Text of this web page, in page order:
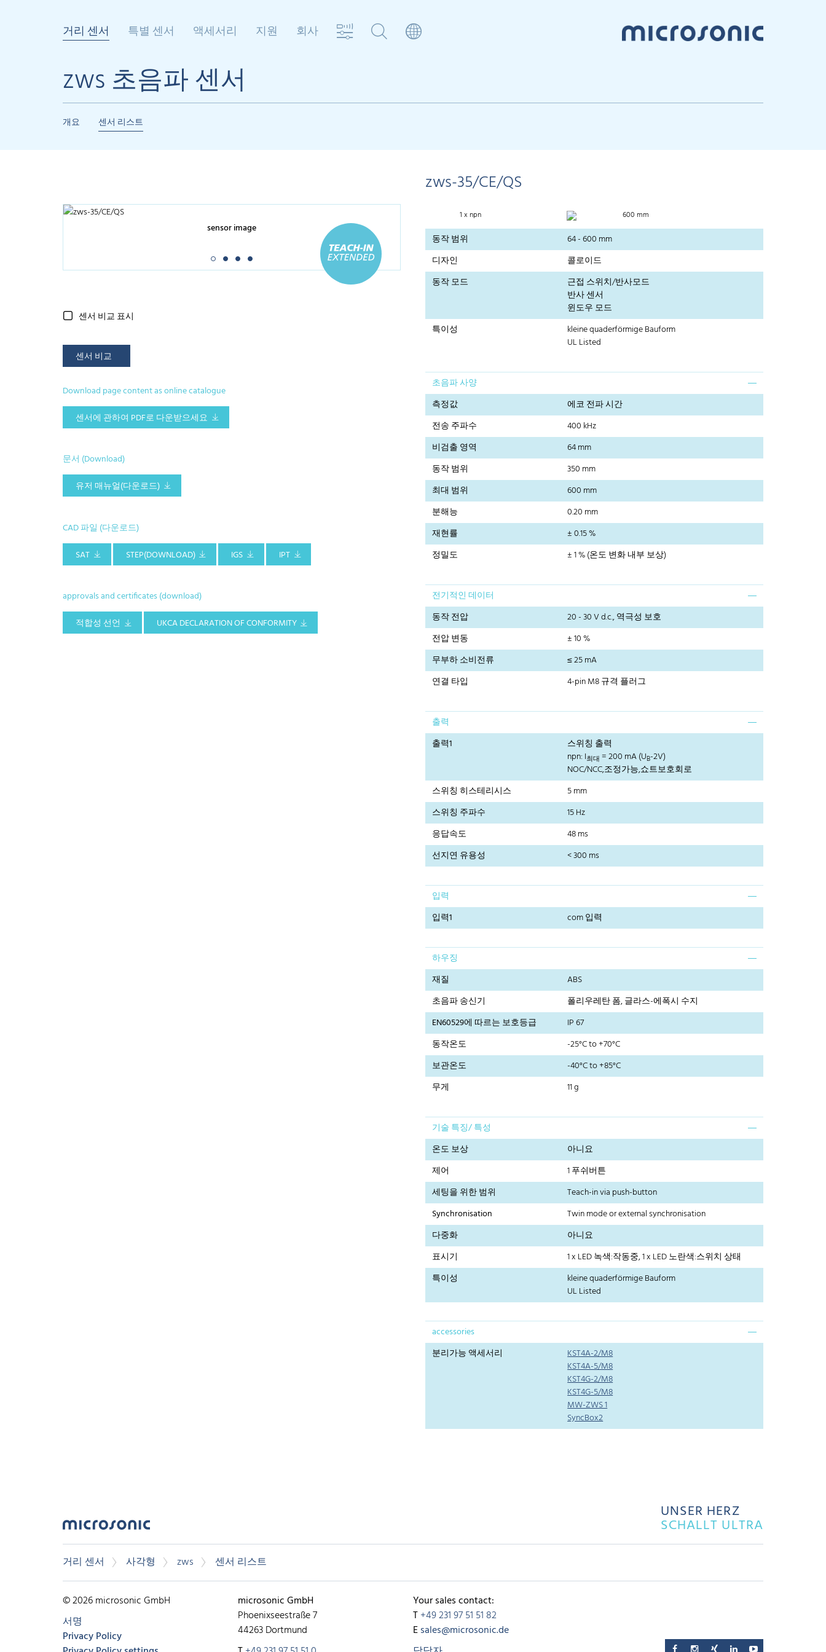
거리 센서 특별 센서 액세서리 지원 회사
zws 초음파 센서
개요 센서 리스트
zws-35/CE/QS
sensor image
센서 비교 표시
센서 비교
Download page content as online catalogue
센서에 관하여 PDF로 다운받으세요
문서 (Download)
유저 매뉴얼(다운로드)
CAD 파일 (다운로드)
SAT
STEP(DOWNLOAD) IGS IPT
approvals and certificates (download)
적합성 선언
UKCA DECLARATION OF CONFORMITY
1 x npn 600 mm
동작 범위
64 - 600 mm
디자인
콜로이드
동작 모드
근접 스위치/반사모드
반사 센서
윈도우 모드
특이성
kleine quaderförmige Bauform
UL Listed
초음파 사양
측정값
에코 전파 시간
전송 주파수
400 kHz
비검출 영역
64 mm
동작 범위
350 mm
최대 범위
600 mm
분해능
0.20 mm
재현률
± 0.15 %
정밀도
± 1 % (온도 변화 내부 보상)
전기적인 데이터
동작 전압
20 - 30 V d.c., 역극성 보호
전압 변동
± 10 %
무부하 소비전류
≤ 25 mA
연결 타입
4-pin M8 규격 플러그
출력
출력1
스위칭 출력
npn: I최대 = 200 mA (UB-2V)
NOC/NCC,조정가능,쇼트보호회로
스위칭 히스테리시스
5 mm
스위칭 주파수
15 Hz
응답속도
48 ms
선지연 유용성
< 300 ms
입력
입력1
com 입력
하우징
재질
ABS
초음파 송신기
폴리우레탄 폼, 글라스-에폭시 수지
EN60529에 따르는 보호등급
IP 67
동작온도
-25°C to +70°C
보관온도
-40°C to +85°C
무게
11 g
기술 특징/ 특성
온도 보상
아니요
제어
1 푸쉬버튼
세팅을 위한 범위
Teach-in via push-button
Synchronisation
Twin mode or external synchronisation
다중화
아니요
표시기
1 x LED 녹색:작동중, 1 x LED 노란색:스위치 상태
특이성
kleine quaderförmige Bauform
UL Listed
accessories
분리가능 액세서리
KST4A-2/M8
KST4A-5/M8
KST4G-2/M8
KST4G-5/M8
MW-ZWS 1
SyncBox2
UNSER HERZ
SCHALLT ULTRA
거리 센서 사각형 zws 센서 리스트
© 2026 microsonic GmbH
서명
Privacy Policy
microsonic GmbH
Phoenixseestraße 7
44263 Dortmund
Your sales contact:
T+49 231 97 51 51 82
Esales@microsonic.de